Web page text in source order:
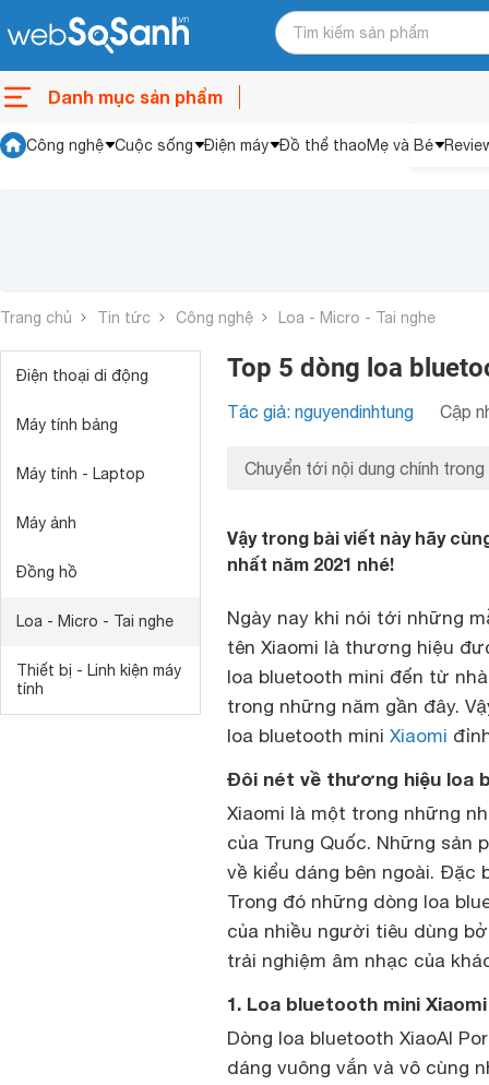
Danh mục sản phẩm
Công nghệ Cuộc sống Điện máy Đồ thể thaoMẹ và Bé
Trang chủ Tin tức Công nghệ Loa - Micro - Tai nghe
Điện thoại di động
Máy tính bảng
Máy tính - Laptop
Máy ảnh
Đồng hồ
Loa - Micro - Tai nghe
Thiết bị - Linh kiện máy
tính
Top 5 dòng loa
Tác giả: nguyendinhtung Cập
Chuyển tới nội dung chính trong
Vậy trong bài viết này hãy
nhất năm 2021 nhé!
Ngày nay khi nói tới những
tên Xiaomi là thương hiệu
loa bluetooth mini đến từ
trong những năm gần đây.
loa bluetooth mini Xiaomi
Đôi nét về thương hiệu loa
Xiaomi là một trong những
của Trung Quốc. Những
về kiểu dáng bên ngoài.
Trong đó những dòng loa
của nhiều người tiêu dùng
trải nghiệm âm nhạc của
1. Loa bluetooth mini
Dòng loa bluetooth XiaoAI
dáng vuông vắn và vô cùng